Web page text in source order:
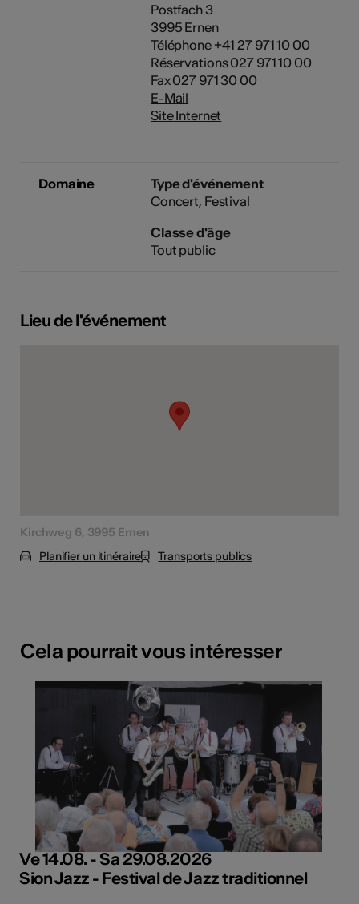
Postfach 3
3995 Ernen
Téléphone +41 27 971 10 00
Réservations 027 971 10 00
Fax 027 971 30 00
E-Mail
Site Internet
Domaine
Type d'événement
Concert Festival
Classe d'âge
Tout public
Lieu de l'événement
Kirchweg 6, 3995 Ernen
Planifier un itinéraire
Transports publics
Cela pourrait vous intéresser
Ve 14.08. - Sa 29.08.2026
Sion Jazz - Festival de Jazz traditionnel